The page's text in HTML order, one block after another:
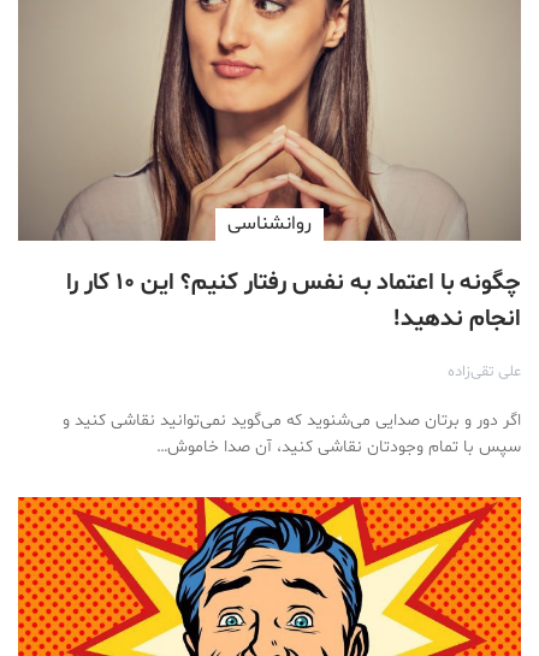
روانشناسی
چگونه با اعتماد به نفس رفتار کنیم؟ این ۱۰ کار را
انجام ندهید!
علی تقی‌زاده
اگر دور و برتان صدایی می‌شنوید که می‌گوید نمی‌توانید نقاشی کنید و
سپس با تمام وجودتان نقاشی کنید، آن صدا خاموش…